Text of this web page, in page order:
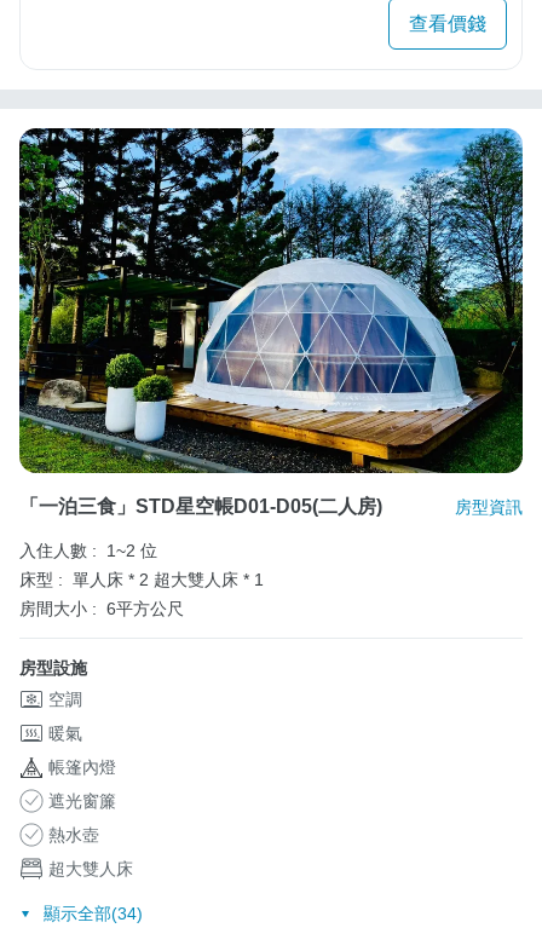
查看價錢
「一泊三食」STD星空帳D01-D05(二人房) 房型資訊
入住人數 :
1~2 位
床型 : 單人床 * 2 超大雙人床 * 1
房間大小 : 6平方公尺
房型設施
空調
暖氣
帳篷內燈
遮光窗簾
熱水壺
超大雙人床
顯示全部(34)